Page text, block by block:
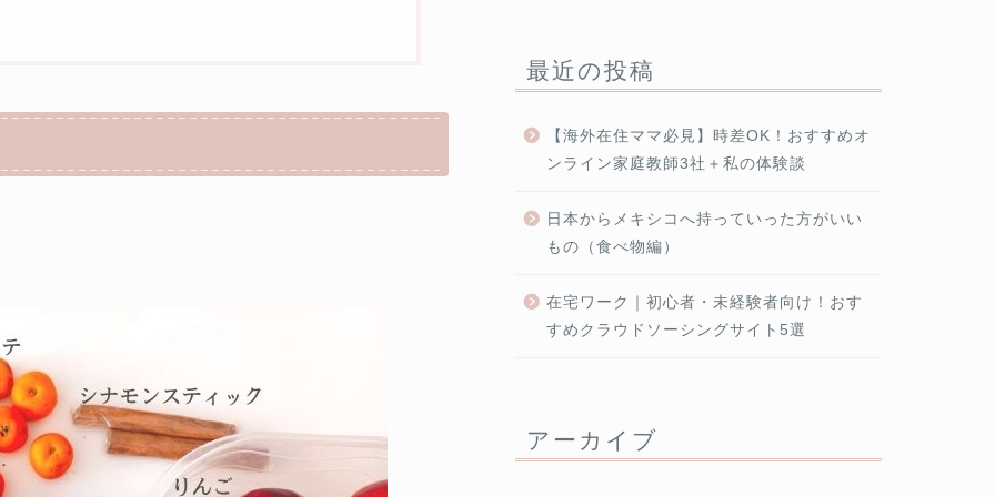
最近の投稿
【海外在住ママ必見】時差OK！おすすめオ
ンライン家庭教師3社＋私の体験談
日本からメキシコへ持っていった方がいい
もの（食べ物編）
在宅ワーク｜初心者・未経験者向け！おす
すめクラウドソーシングサイト5選
アーカイブ